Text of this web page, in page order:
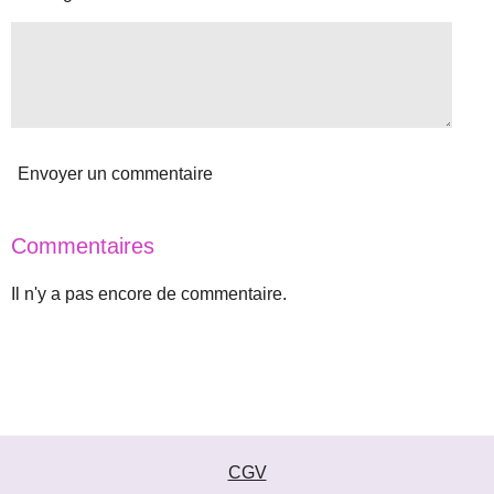
Envoyer un commentaire
Commentaires
Il n'y a pas encore de commentaire.
CGV